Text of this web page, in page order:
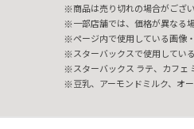
商品は売り切れの場合がござい
一部店舗では、価格が異なる
ページ内で使用している画像
スターバックスで使用してい
スターバックス ラテ、カフェ
豆乳、アーモンドミルク、オ